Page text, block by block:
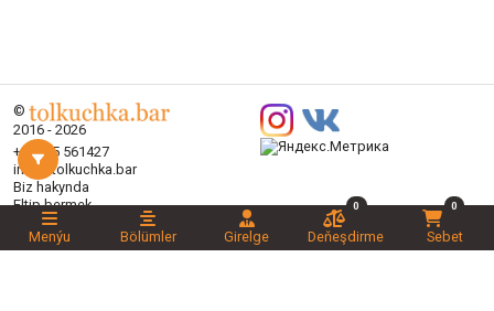
©
2016 - 2026
+99365 561427
info@tolkuchka.bar
Biz hakynda
Eltip bermek
Makalalar
Brendler
Menýu Bölümler Girelge
0
Deňeşdirme
0
Sebet